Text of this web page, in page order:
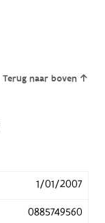
Terug naar boven
1/01/2007
0885749560